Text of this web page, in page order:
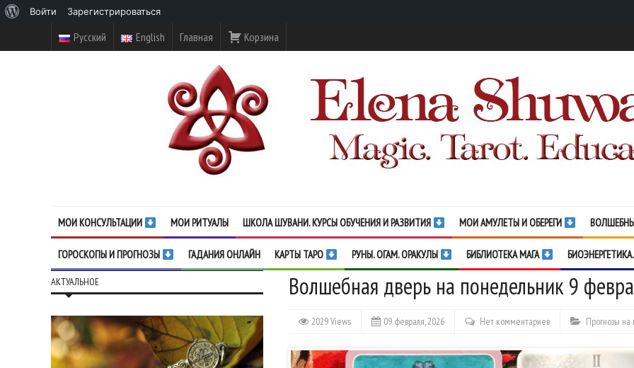
Русский English Главная Корзина
МОИ КОНСУЛЬТАЦИИ МОИ РИТУАЛЫ ШКОЛА ШУВАНИ. КУРСЫ ОБУЧЕНИЯ И РАЗВИТИЯ МОИ АМУЛЕТЫ И ОБЕРЕГИ
ГОРОСКОПЫ И ПРОГНОЗЫ ГАДАНИЯ ОНЛАЙН КАРТЫ ТАРО РУНЫ. ОГАМ. ОРАКУЛЫ БИБЛИОТЕКА МАГА
Волшебная дверь на понедельник 9
2029 Views 09 февраля, 2026 Нет комментариев Прогнозы
АКТУАЛЬНОЕ
WordPress
Войти Зарегистрироваться